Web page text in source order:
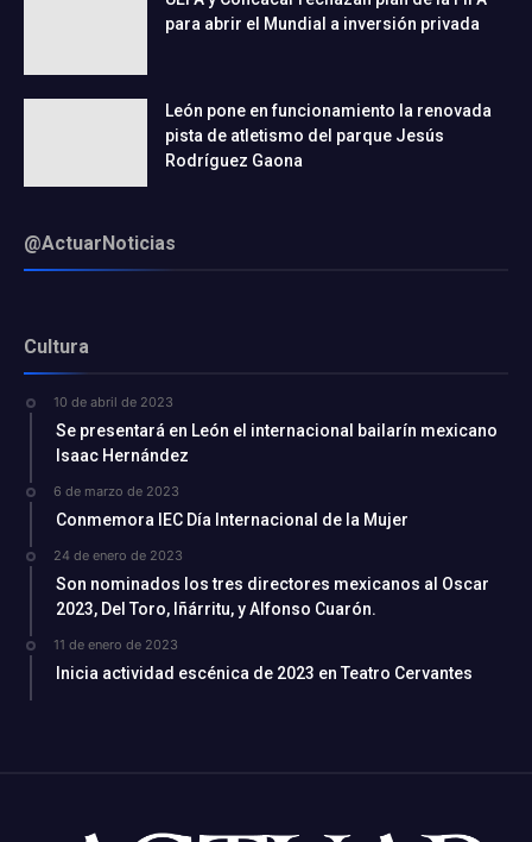
para abrir el Mundial a inversión privada
León pone en funcionamiento la renovada
pista de atletismo del parque Jesús
Rodríguez Gaona
@ActuarNoticias
Cultura
10 de abril de 2023
Se presentará en León el internacional bailarín mexicano
Isaac Hernández
6 de marzo de 2023
Conmemora IEC Día Internacional de la Mujer
24 de enero de 2023
Son nominados los tres directores mexicanos al Oscar
2023, Del Toro, Iñárritu, y Alfonso Cuarón.
11 de enero de 2023
Inicia actividad escénica de 2023 en Teatro Cervantes